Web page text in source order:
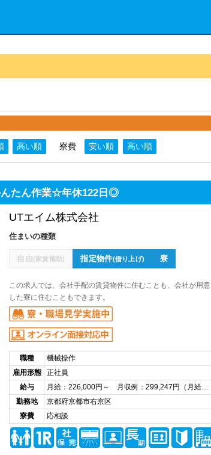
高い順 寮費 安い順 高い順
んたん作業☆年休122日◎
UTエイム株式会社
住まいの種類
自由(家賃補助) 指定物件(借り上げ) 寮
この求人では、会社手配の賃貸物件に住むことも、会社が用意
した寮に住むこともできます。
職種
機械操作
雇用形態
正社員
給与
月給：226,000円～ 月収例：299,247円（月給…
勤務地
京都府京都市右京区
寮費
応相談